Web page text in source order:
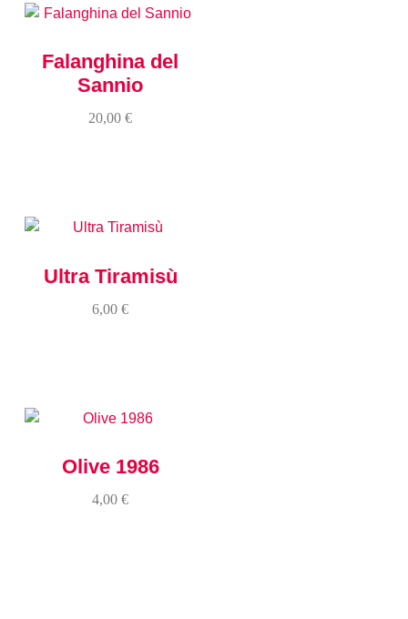
Falanghina del
Sannio
20,00€
Ultra Tiramisù
6,00€
Olive 1986
4,00€